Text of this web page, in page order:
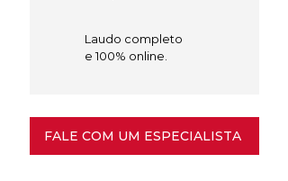
Laudo completo
e 100% online.
FALE COM UM ESPECIALISTA